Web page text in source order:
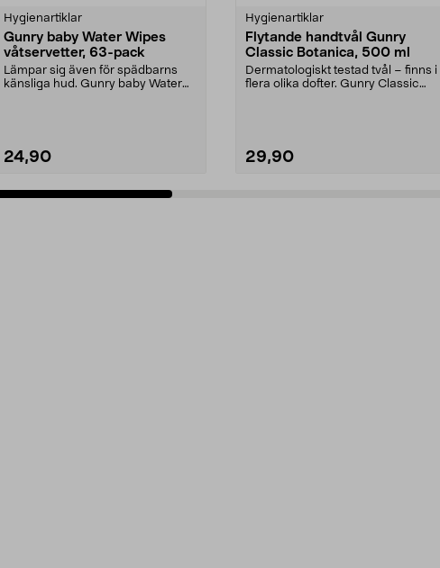
Hygienartiklar
Gunry baby Water Wipes
våtservetter, 63-pack
Lämpar sig även för spädbarns
känsliga hud. Gunry baby Water
24,90
Hygienartiklar
Flytande handtvål Gunry
Classic Botanica, 500 ml
Dermatologiskt testad tvål – finns i
flera olika dofter. Gunry Classic
29,90